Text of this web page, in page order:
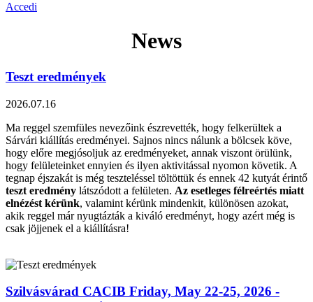
Accedi
News
Teszt eredmények
2026.07.16
Ma reggel szemfüles nevezőink észrevették, hogy felkerültek a
Sárvári kiállítás eredményei. Sajnos nincs nálunk a bölcsek köve,
hogy előre megjósoljuk az eredményeket, annak viszont örülünk,
hogy felületeinket ennyien és ilyen aktivitással nyomon követik. A
tegnap éjszakát is még teszteléssel töltöttük és ennek 42 kutyát érintő
teszt eredmény látszódott a felületen. Az esetleges félreértés miatt
elnézést kérünk, valamint kérünk mindenkit, különösen azokat,
akik reggel már nyugtázták a kiváló eredményt, hogy azért még is
csak jöjjenek el a kiállításra!
Szilvásvárad CACIB Friday, May 22-25, 2026 -